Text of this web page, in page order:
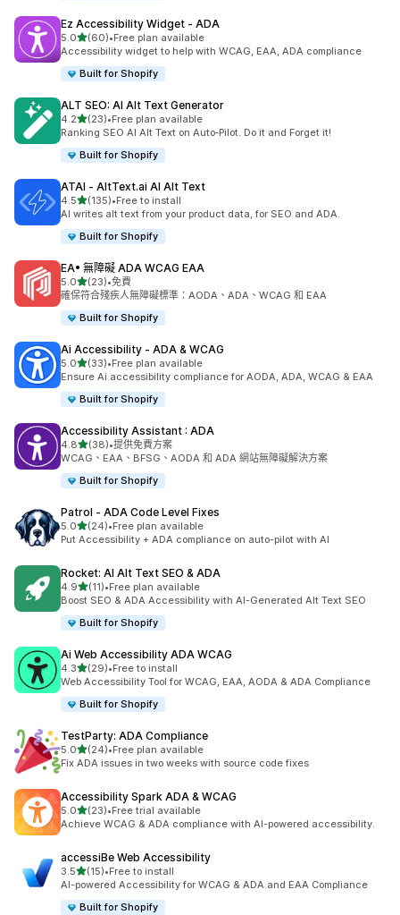
Ez Accessibility Widget ‑ ADA
5.0滿分 5 顆星
(60)
共有 60 則評價
•Free plan available
Accessibility widget to help with WCAG, EAA, ADA compliance
Built for Shopify
ALT SEO: AI Alt Text Generator
4.2滿分 5 顆星
(23)
共有 23 則評價
•Free plan available
Ranking SEO AI Alt Text on Auto‑Pilot. Do it and Forget it!
Built for Shopify
ATAI ‑ AltText.ai AI Alt Text
4.5滿分 5 顆星
(135)
共有 135 則評價
•Free to install
AI writes alt text from your product data, for SEO and ADA.
Built for Shopify
EA• 無障礙 ADA WCAG EAA
5.0滿分 5 顆星
(23)
共有 23 則評價
•免費
確保符合殘疾人無障礙標準：AODA、ADA、WCAG 和 EAA
Built for Shopify
Ai Accessibility ‑ ADA & WCAG
5.0滿分 5 顆星
(33)
共有 33 則評價
•Free plan available
Ensure Ai accessibility compliance for AODA, ADA, WCAG & EAA
Built for Shopify
Accessibility Assistant : ADA
4.8滿分 5 顆星
(38)
共有 38 則評價
•提供免費方案
WCAG、EAA、BFSG、AODA 和 ADA 網站無障礙解決方案
Built for Shopify
Patrol ‑ ADA Code Level Fixes
5.0滿分 5 顆星
(24)
共有 24 則評價
•Free plan available
Put Accessibility + ADA compliance on auto-pilot with AI
Rocket: AI Alt Text SEO & ADA
4.9滿分 5 顆星
(11)
共有 11 則評價
•Free plan available
Boost SEO & ADA Accessibility with AI-Generated Alt Text SEO
Built for Shopify
Ai Web Accessibility ADA WCAG
4.3滿分 5 顆星
(29)
共有 29 則評價
•Free to install
Web Accessibility Tool for WCAG, EAA, AODA & ADA Compliance
Built for Shopify
TestParty: ADA Compliance
5.0滿分 5 顆星
(24)
共有 24 則評價
•Free plan available
Fix ADA issues in two weeks with source code fixes
Accessibility Spark ADA & WCAG
5.0滿分 5 顆星
(23)
共有 23 則評價
•Free trial available
Achieve WCAG & ADA compliance with AI-powered accessibility.
accessiBe Web Accessibility
3.5滿分 5 顆星
(15)
共有 15 則評價
•Free to install
AI-powered Accessibility for WCAG & ADA and EAA Compliance
Built for Shopify